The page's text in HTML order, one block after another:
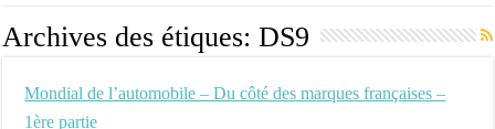
Archives des étiques:DS9
Mondial de l’automobile – Du côté des marques françaises –
1ère partie